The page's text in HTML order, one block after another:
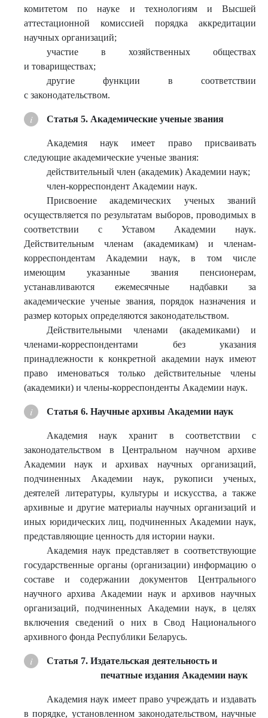
комитетом по науке и технологиям и Высшей
аттестационной комиссией порядка аккредитации
научных организаций;
участие в хозяйственных обществах
и товариществах;
другие функции в соответствии
с законодательством.
Статья 5. Академические ученые звания
Академия наук имеет право присваивать
следующие академические ученые звания:
действительный член (академик) Академии наук;
член-корреспондент Академии наук.
Присвоение академических ученых званий
осуществляется по результатам выборов, проводимых в
соответствии с Уставом Академии наук.
Действительным членам (академикам) и членам-
корреспондентам Академии наук, в том числе
имеющим указанные звания пенсионерам,
устанавливаются ежемесячные надбавки за
академические ученые звания, порядок назначения и
размер которых определяются законодательством.
Действительными членами (академиками) и
членами-корреспондентами без указания
принадлежности к конкретной академии наук имеют
право именоваться только действительные члены
(академики) и члены-корреспонденты Академии наук.
Статья 6. Научные архивы Академии наук
Академия наук хранит в соответствии с
законодательством в Центральном научном архиве
Академии наук и архивах научных организаций,
подчиненных Академии наук, рукописи ученых,
деятелей литературы, культуры и искусства, а также
архивные и другие материалы научных организаций и
иных юридических лиц, подчиненных Академии наук,
представляющие ценность для истории науки.
Академия наук представляет в соответствующие
государственные органы (организации) информацию о
составе и содержании документов Центрального
научного архива Академии наук и архивов научных
организаций, подчиненных Академии наук, в целях
включения сведений о них в Свод Национального
архивного фонда Республики Беларусь.
Статья 7. Издательская деятельность и
печатные издания Академии наук
Академия наук имеет право учреждать и издавать
в порядке, установленном законодательством, научные